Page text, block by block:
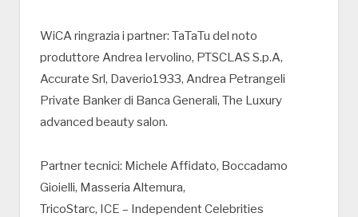
WiCA ringrazia i partner: TaTaTu del noto
produttore Andrea Iervolino, PTSCLAS S.p.A,
Accurate Srl, Daverio1933, Andrea Petrangeli
Private Banker di Banca Generali, The Luxury
advanced beauty salon.
Partner tecnici: Michele Affidato, Boccadamo
Gioielli, Masseria Altemura,
TricoStarc, ICE – Independent Celebrities